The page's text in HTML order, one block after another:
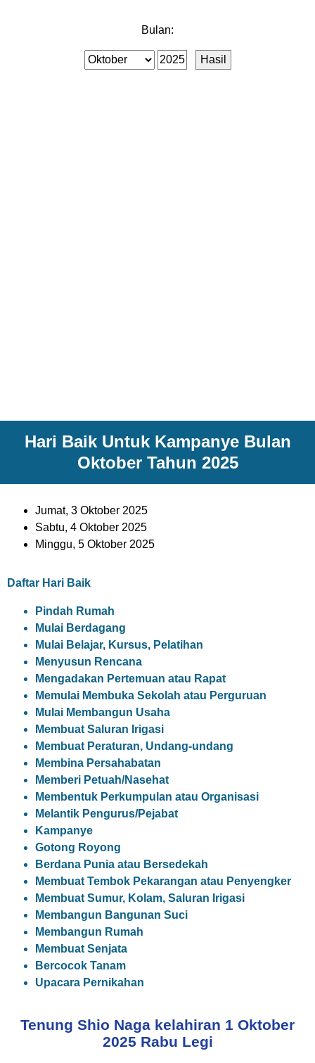
Bulan:
Hari Baik Untuk Kampanye Bulan
Oktober Tahun 2025
Jumat, 3 Oktober 2025
Sabtu, 4 Oktober 2025
Minggu, 5 Oktober 2025
Daftar Hari Baik
Pindah Rumah
Mulai Berdagang
Mulai Belajar, Kursus, Pelatihan
Menyusun Rencana
Mengadakan Pertemuan atau Rapat
Memulai Membuka Sekolah atau Perguruan
Mulai Membangun Usaha
Membuat Saluran Irigasi
Membuat Peraturan, Undang-undang
Membina Persahabatan
Memberi Petuah/Nasehat
Membentuk Perkumpulan atau Organisasi
Melantik Pengurus/Pejabat
Kampanye
Gotong Royong
Berdana Punia atau Bersedekah
Membuat Tembok Pekarangan atau Penyengker
Membuat Sumur, Kolam, Saluran Irigasi
Membangun Bangunan Suci
Membangun Rumah
Membuat Senjata
Bercocok Tanam
Upacara Pernikahan
Tenung Shio Naga kelahiran 1 Oktober
2025 Rabu Legi